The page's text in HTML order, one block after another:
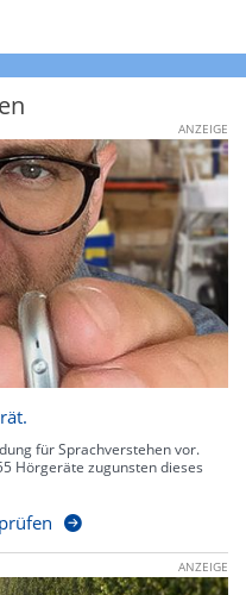
ANZEIGE
für Sprachverstehen vor.
Hörgeräte zugunsten dieses
ANZEIGE